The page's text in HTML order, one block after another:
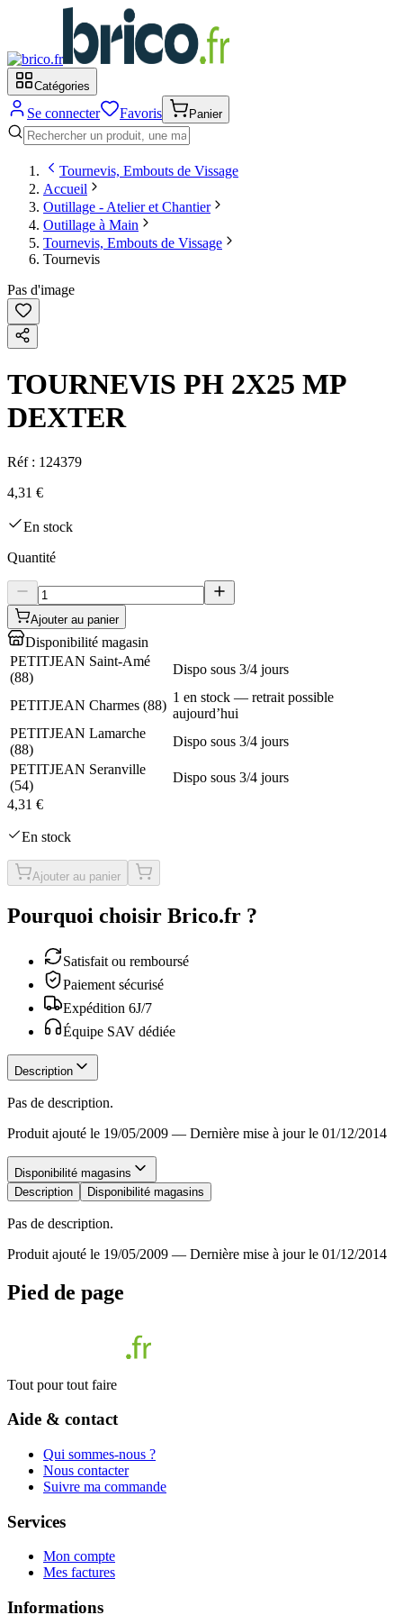
Catégories
Se connecter Favoris Panier
Tournevis, Embouts de Vissage
Accueil
Outillage - Atelier et Chantier
Outillage à Main
Tournevis, Embouts de Vissage
Tournevis
Pas d'image
TOURNEVIS PH 2X25 MP
DEXTER
Réf : 124379
4,31 €
En stock
Quantité
Ajouter au panier
Disponibilité magasin
PETITJEAN Saint-Amé
(88)
Dispo sous 3/4 jours
PETITJEAN Charmes (88)
1 en stock — retrait possible
aujourd’hui
PETITJEAN Lamarche
(88)
Dispo sous 3/4 jours
PETITJEAN Seranville
(54)
Dispo sous 3/4 jours
4,31 €
En stock
Ajouter au panier
Pourquoi choisir Brico.fr ?
Satisfait ou remboursé
Paiement sécurisé
Expédition 6J/7
Équipe SAV dédiée
Description
Pas de description.
Produit ajouté le 19/05/2009 — Dernière mise à jour le 01/12/2014
Disponibilité magasins
Description
Disponibilité magasins
Pas de description.
Produit ajouté le 19/05/2009 — Dernière mise à jour le 01/12/2014
Pied de page
Tout pour tout faire
Aide & contact
Qui sommes-nous ?
Nous contacter
Suivre ma commande
Services
Mon compte
Mes factures
Informations